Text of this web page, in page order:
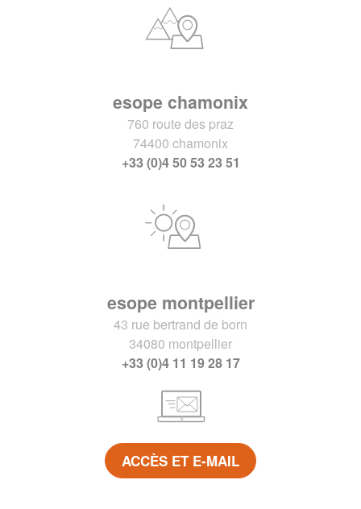
esope chamonix
760 route des praz
74400 chamonix
+33 (0)4 50 53 23 51
esope montpellier
43 rue bertrand de born
34080 montpellier
+33 (0)4 11 19 28 17
ACCÈS ET E-MAIL